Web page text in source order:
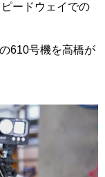
ードウェイでの
610号機を高橋が